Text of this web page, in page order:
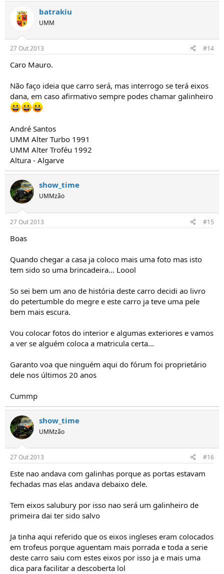
batrakiu
UMM
27 Out 2013 #14
Caro Mauro.
Não faço ideia que carro será, mas interrogo se terá eixos
dana, em caso afirmativo sempre podes chamar galinheiro
André Santos
UMM Alter Turbo 1991
UMM Alter Troféu 1992
Altura - Algarve
show_time
UMMzão
27 Out 2013 #15
Boas
Quando chegar a casa ja coloco mais uma foto mas isto
tem sido so uma brincadeira... Loool
So sei bem um ano de história deste carro decidi ao livro
do petertumble do megre e este carro ja teve uma pele
bem mais escura.
Vou colocar fotos do interior e algumas exteriores e vamos
a ver se alguém coloca a matricula certa...
Garanto voa que ninguém aqui do fórum foi proprietário
dele nos últimos 20 anos
Cummp
show_time
UMMzão
27 Out 2013 #16
Este nao andava com galinhas porque as portas estavam
fechadas mas elas andava debaixo dele.
Tem eixos salubury por isso nao será um galinheiro de
primeira dai ter sido salvo
Ja tinha aqui referido que os eixos ingleses eram colocados
em trofeus porque aguentam mais porrada e toda a serie
deste carro saiu com estes eixos por isso ja e mais uma
dica para facilitar a descoberta lol